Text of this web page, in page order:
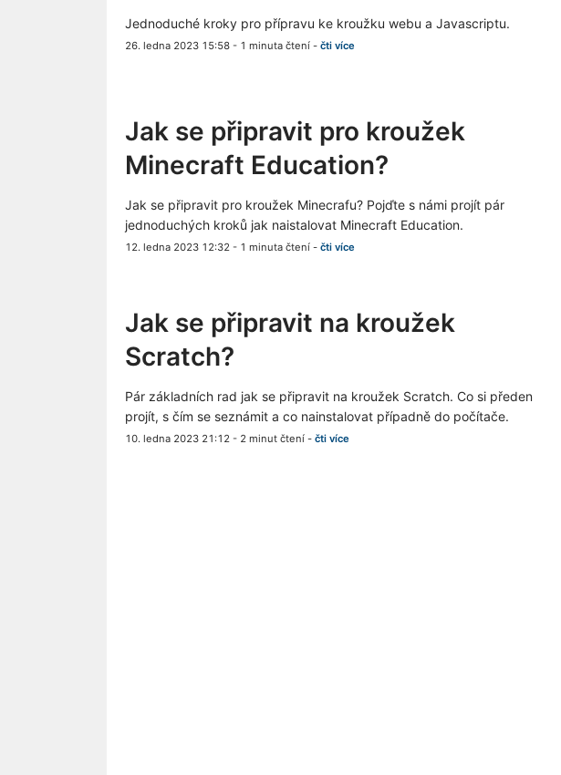
Jednoduché kroky pro přípravu ke kroužku webu a Javascriptu.
26. ledna 2023 15:58 - 1 minuta čtení - čti více
Jak se připravit pro kroužek
Minecraft Education?
Jak se připravit pro kroužek Minecrafu? Pojďte s námi projít pár
jednoduchých kroků jak naistalovat Minecraft Education.
12. ledna 2023 12:32 - 1 minuta čtení - čti více
Jak se připravit na kroužek
Scratch?
Pár základních rad jak se připravit na kroužek Scratch. Co si předen
projít, s čím se seznámit a co nainstalovat případně do počítače.
10. ledna 2023 21:12 - 2 minut čtení - čti více